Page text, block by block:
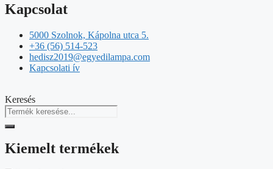
Kapcsolat
5000 Szolnok, Kápolna utca 5.
+36 (56) 514-523
hedisz2019@egyedilampa.com
Kapcsolati ív
Keresés
Kiemelt termékek